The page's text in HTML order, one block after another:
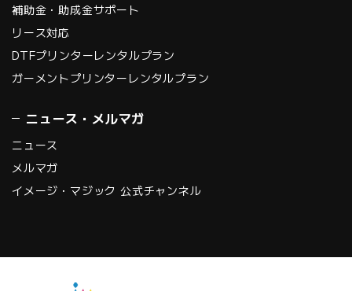
補助金・助成金サポート
リース対応
DTFプリンターレンタルプラン
ガーメントプリンターレンタルプラン
ニュース・メルマガ
ニュース
メルマガ
イメージ・マジック 公式チャンネル